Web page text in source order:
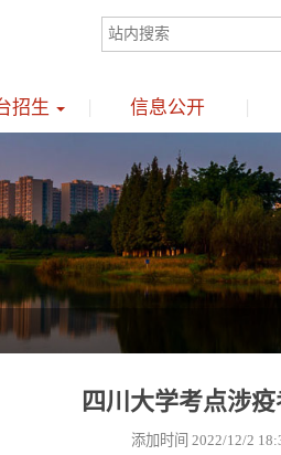
招生 信息公开
四川大学考点涉
添加时间 2022/12/2